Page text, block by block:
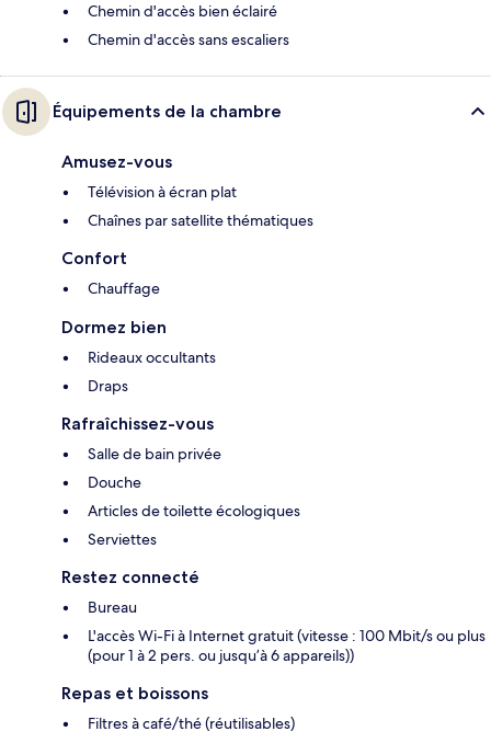
Chemin d'accès bien éclairé
Chemin d'accès sans escaliers
Équipements de la chambre
Amusez-vous
Télévision à écran plat
Chaînes par satellite thématiques
Confort
Chauffage
Dormez bien
Rideaux occultants
Draps
Rafraîchissez-vous
Salle de bain privée
Douche
Articles de toilette écologiques
Serviettes
Restez connecté
Bureau
L'accès Wi-Fi à Internet gratuit (vitesse : 100 Mbit/s ou plus
(pour 1 à 2 pers. ou jusqu’à 6 appareils))
Repas et boissons
Filtres à café/thé (réutilisables)